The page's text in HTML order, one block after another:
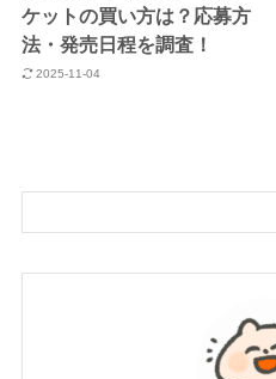
ケットの買い方は？応募方
法・発売日程を調査！
2025-11-04